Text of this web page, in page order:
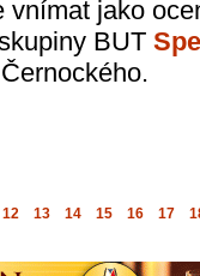
vnímat jako
BUT
12 13 14 15 16 17